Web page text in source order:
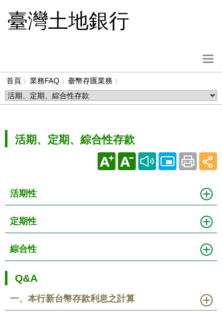
臺灣土地銀行
選
單
鈕
首頁 業務FAQ
臺幣存匯業務
麵
包
活期、定期、綜合性存款
活期性
定期性
綜合性
Q&A
一、本行新台幣存款利息之計算